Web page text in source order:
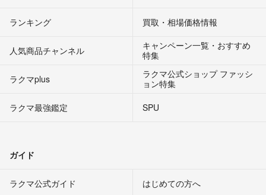
ランキング 買取・相場価格情報
人気商品チャンネル
キャンペーン一覧・おすすめ
特集
ラクマplus
ラクマ公式ショップ ファッシ
ョン特集
ラクマ最強鑑定
SPU
ガイド
ラクマ公式ガイド はじめての方へ